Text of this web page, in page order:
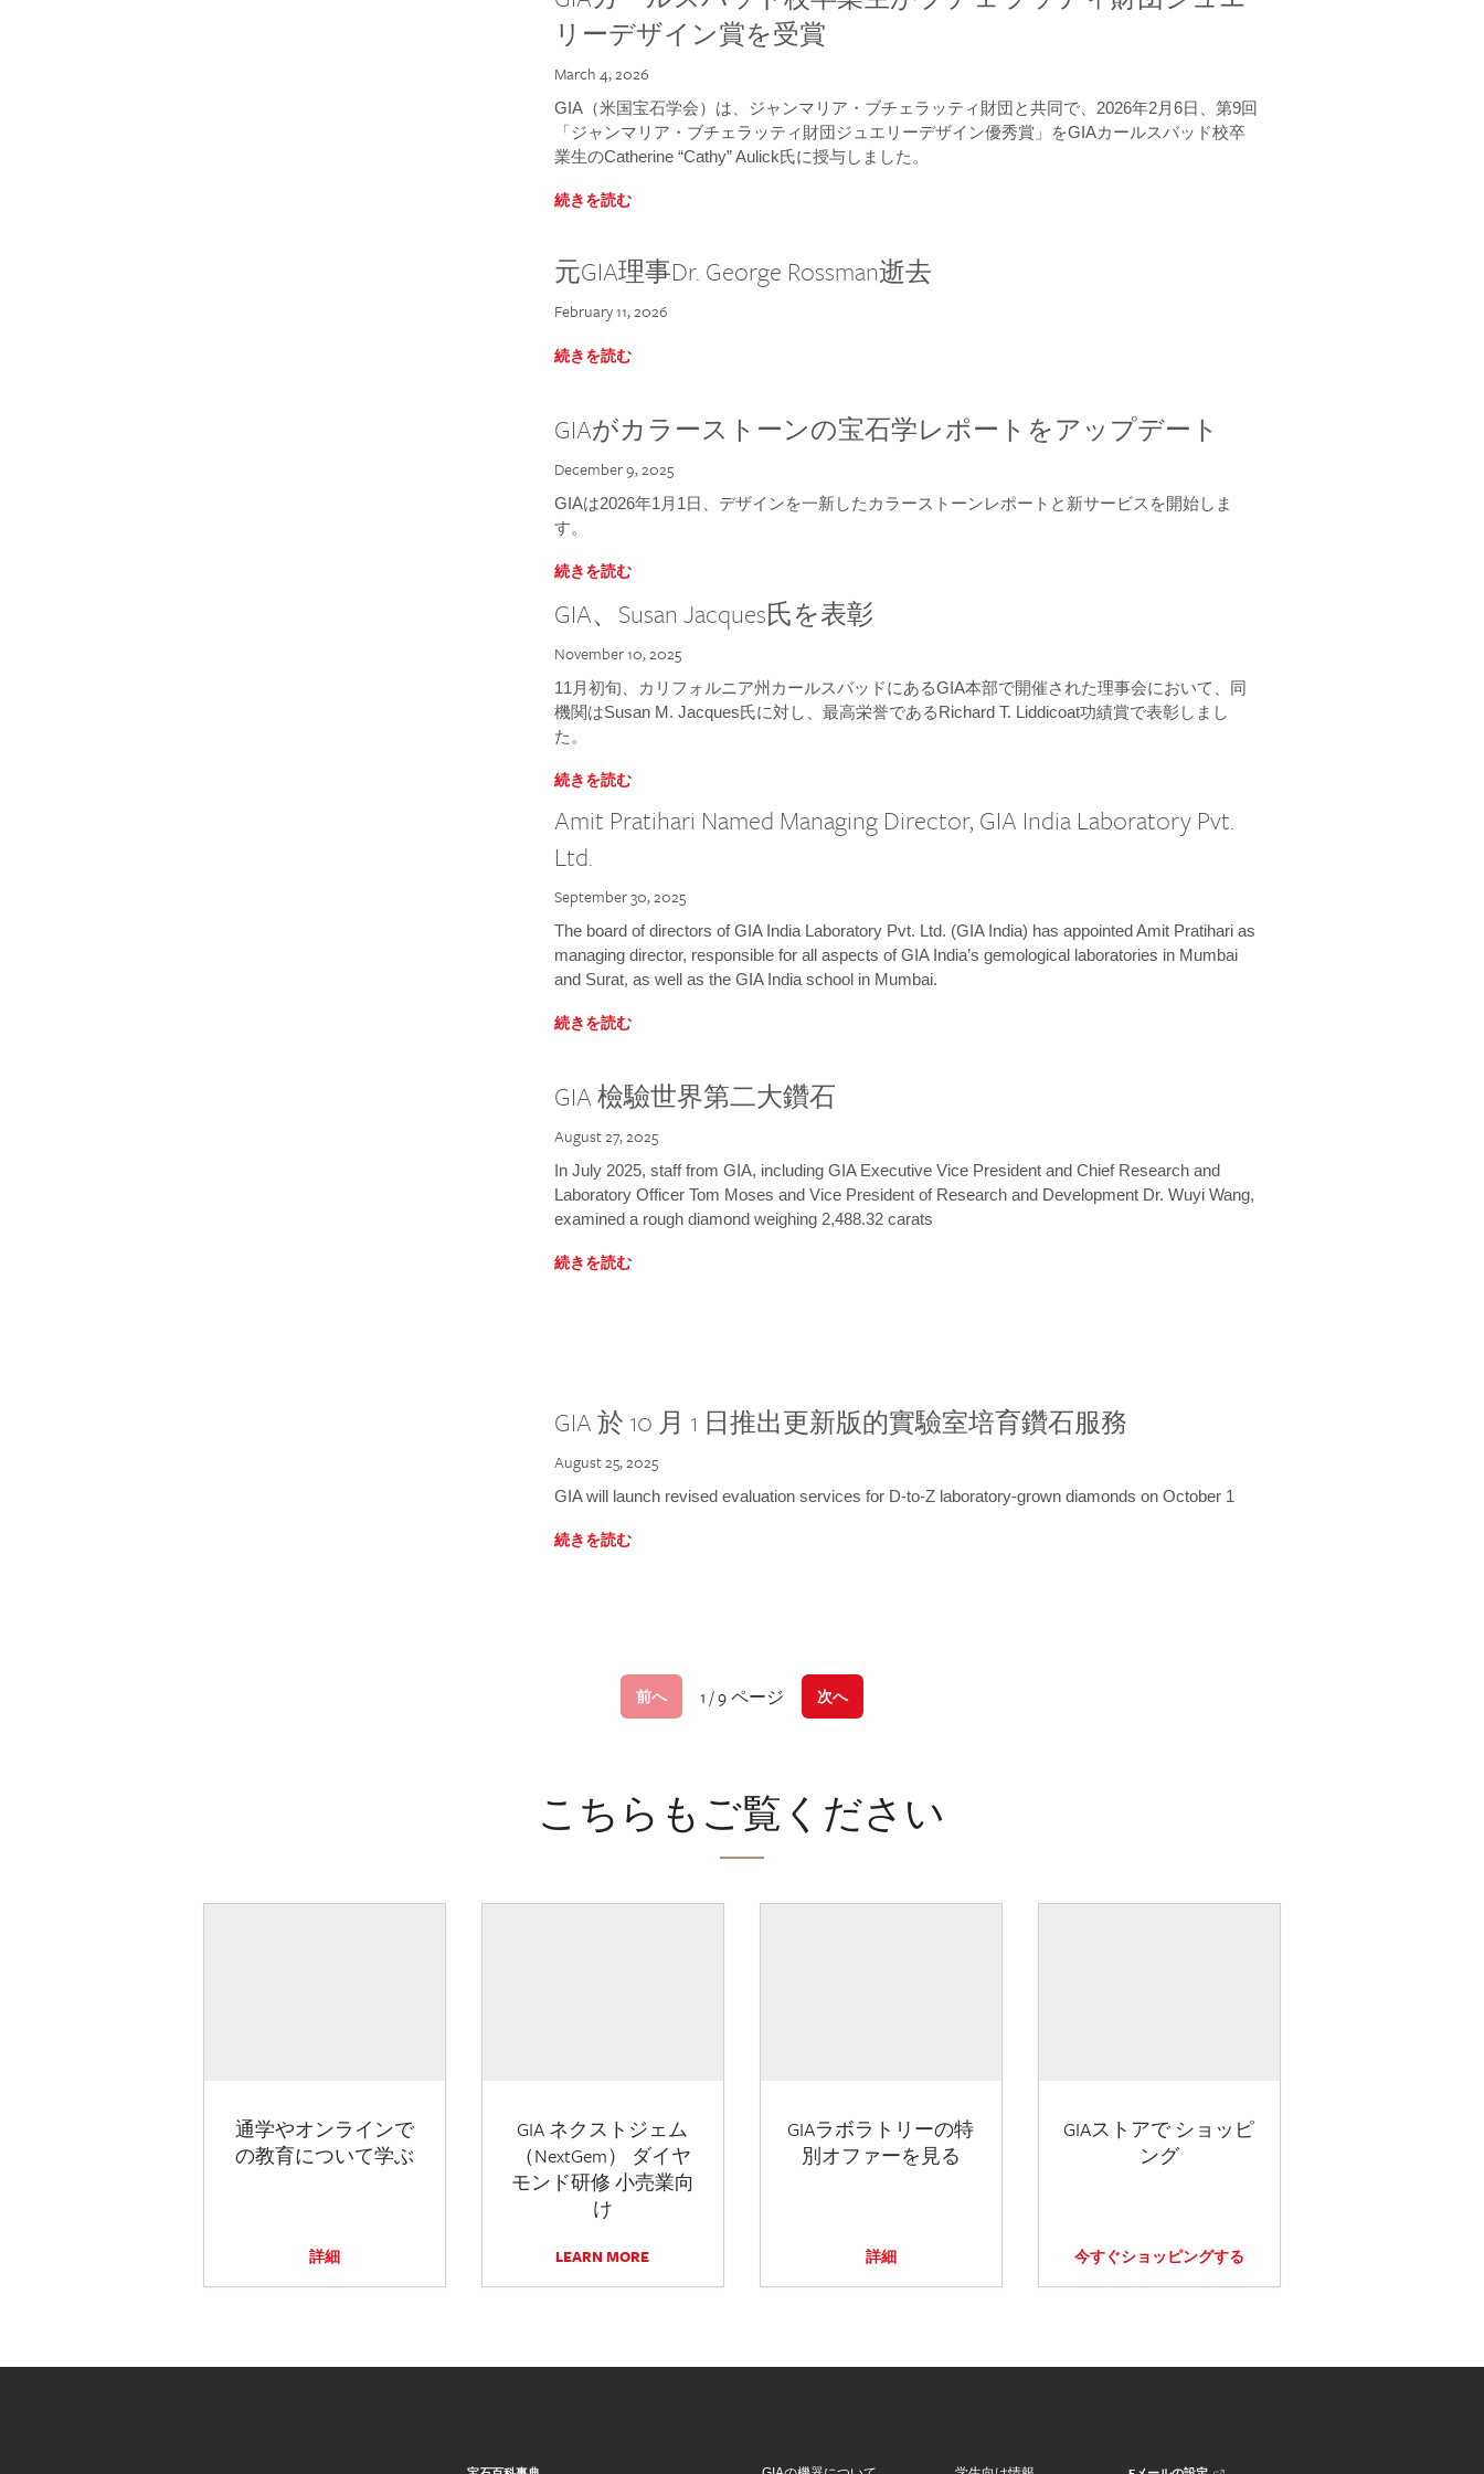
リーデザイン賞を受賞
March 4, 2026
GIA（米国宝石学会）は、ジャンマリア・ブチェラッティ財団と共同で、2026年2月6日、第9回
「ジャンマリア・ブチェラッティ財団ジュエリーデザイン優秀賞」をGIAカールスバッド校卒
業生のCatherine “Cathy” Aulick氏に授与しました。
続きを読む
元GIA理事Dr. George Rossman逝去
February 11, 2026
続きを読む
GIAがカラーストーンの宝石学レポートをアップデート
December 9, 2025
GIAは2026年1月1日、デザインを一新したカラーストーンレポートと新サービスを開始しま
す。
続きを読む
GIA、Susan Jacques氏を表彰
November 10, 2025
11月初旬、カリフォルニア州カールスバッドにあるGIA本部で開催された理事会において、同
機関はSusan M. Jacques氏に対し、最高栄誉であるRichard T. Liddicoat功績賞で表彰しまし
た。
続きを読む
Amit Pratihari Named Managing Director, GIA India Laboratory Pvt.
Ltd.
September 30, 2025
The board of directors of GIA India Laboratory Pvt. Ltd. (GIA India) has appointed Amit Pratihari as
managing director, responsible for all aspects of GIA India’s gemological laboratories in Mumbai
and Surat, as well as the GIA India school in Mumbai.
続きを読む
GIA 檢驗世界第二大鑽石
August 27, 2025
In July 2025, staff from GIA, including GIA Executive Vice President and Chief Research and
Laboratory Officer Tom Moses and Vice President of Research and Development Dr. Wuyi Wang,
examined a rough diamond weighing 2,488.32 carats
続きを読む
GIA 於 10 月 1 日推出更新版的實驗室培育鑽石服務
August 25, 2025
GIA will launch revised evaluation services for D-to-Z laboratory-grown diamonds on October 1
続きを読む
前へ 1 / 9 ページ 次へ
こちらもご覧ください
通学やオンラインで
の教育について学ぶ
詳細
GIA ネクストジェム
（NextGem） ダイヤ
モンド研修 小売業向
け
LEARN MORE
GIAラボラトリーの特
別オファーを見る
詳細
GIAストアで ショッピ
ング
今すぐショッピングする